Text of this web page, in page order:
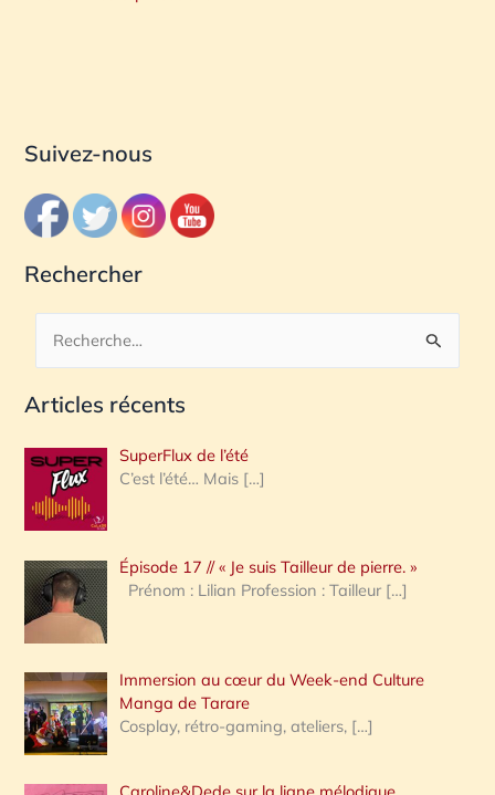
Suivez-nous
Rechercher
c
e
r
c
h
e
:
Articles récents
SuperFlux de l’été
C’est l’été… Mais […]
Épisode 17 // « Je suis Tailleur de pierre. »
Prénom : Lilian Profession : Tailleur […]
Immersion au cœur du Week-end Culture
Manga de Tarare
Cosplay, rétro-gaming, ateliers, […]